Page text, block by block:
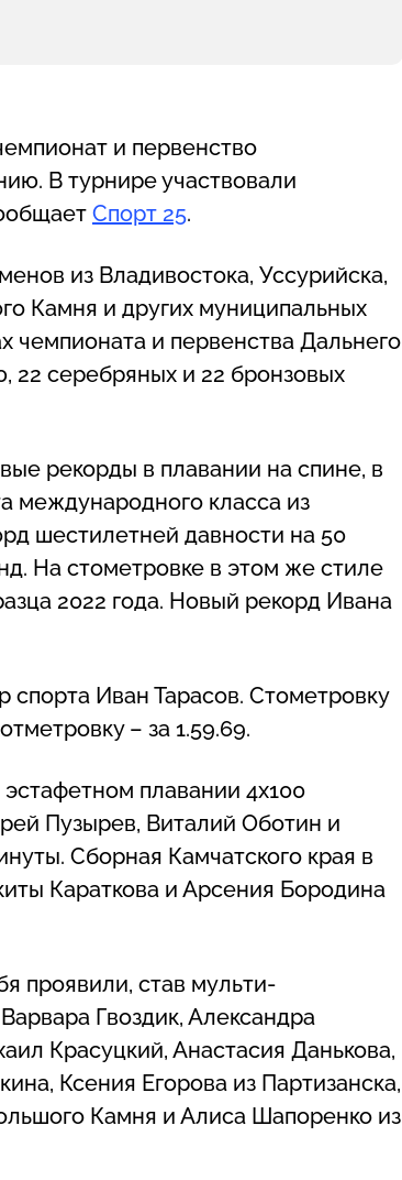
и первенство
В турнире участвовали
Спорт 25.
из Владивостока, Уссурийска,
Камня и других муниципальных
чемпионата и первенства Дальнего
22 серебряных и 22 бронзовых
рекорды в плавании на спине, в
международного класса из
шестилетней давности на 50
На стометровке в этом же стиле
2022 года. Новый рекорд Ивана
Иван Тарасов. Стометровку
– за 1.59.69.
плавании 4x100
Пузырев, Виталий Оботин и
Сборная Камчатского края в
Караткова и Арсения Бородина
проявили, став мульти-
Гвоздик, Александра
Красуцкий, Анастасия Данькова,
Ксения Егорова из Партизанска,
Камня и Алиса Шапоренко из